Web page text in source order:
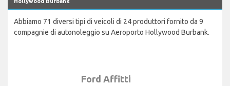
Abbiamo 71 diversi tipi di veicoli di 24 produttori fornito da 9
compagnie di autonoleggio su Aeroporto Hollywood Burbank.
Ford Affitti